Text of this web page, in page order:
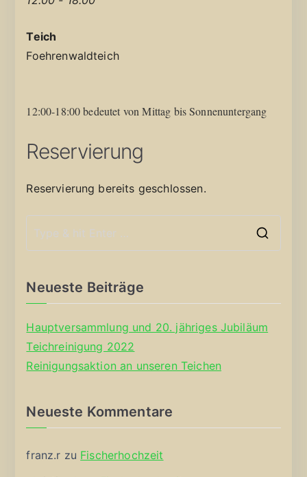
Teich
Foehrenwaldteich
12:00-18:00 bedeutet von Mittag bis Sonnenuntergang
Reservierung
Reservierung bereits geschlossen.
Neueste Beiträge
Hauptversammlung und 20. jähriges Jubiläum
Teichreinigung 2022
Reinigungsaktion an unseren Teichen
Neueste Kommentare
franz.r zu Fischerhochzeit